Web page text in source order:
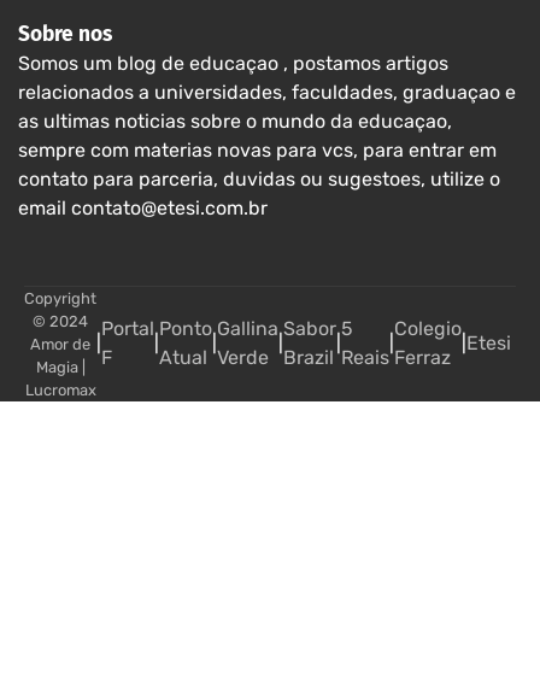
Sobre nos
Somos um blog de educaçao , postamos artigos
relacionados a universidades, faculdades, graduaçao e
as ultimas noticias sobre o mundo da educaçao,
sempre com materias novas para vcs, para entrar em
contato para parceria, duvidas ou sugestoes, utilize o
email contato@etesi.com.br
Copyright
© 2024
Amor de
Magia|
Lucromax
Portal
F
Ponto
Atual
Gallina
Verde
Sabor
Brazil
5
Reais
Colegio
Ferraz
Etesi